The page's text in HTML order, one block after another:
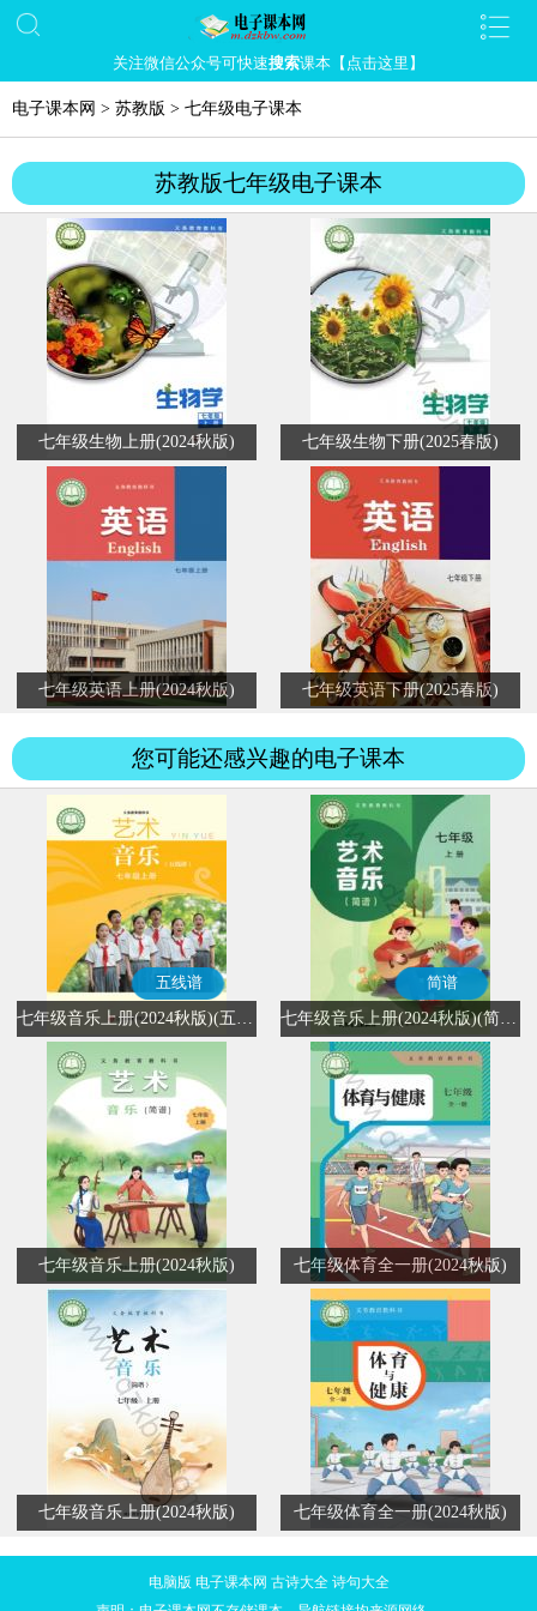
关注微信公众号可快速搜索课本【点击这里】
电子课本网 > 苏教版 > 七年级电子课本
苏教版七年级电子课本
七年级生物上册(2024秋版) 七年级生物下册(2025春版)
七年级英语上册(2024秋版) 七年级英语下册(2025春版)
您可能还感兴趣的电子课本
五线谱
简谱
七年级音乐上册(2024秋版)(简谱)
七年级音乐上册(2024秋版) 七年级体育全一册(2024秋版)
七年级音乐上册(2024秋版) 七年级体育全一册(2024秋版)
电脑版 电子课本网 古诗大全 诗句大全